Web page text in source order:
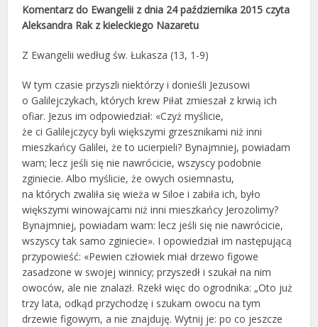
Komentarz do Ewangelii z dnia 24 października 2015 czyta
Aleksandra Rak z kieleckiego Nazaretu
Z Ewangelii według św. Łukasza (13, 1-9)
W tym czasie przyszli niektórzy i donieśli Jezusowi
o Galilejczykach, których krew Piłat zmieszał z krwią ich
ofiar. Jezus im odpowiedział: «Czyż myślicie,
że ci Galilejczycy byli większymi grzesznikami niż inni
mieszkańcy Galilei, że to ucierpieli? Bynajmniej, powiadam
wam; lecz jeśli się nie nawrócicie, wszyscy podobnie
zginiecie. Albo myślicie, że owych osiemnastu,
na których zwaliła się wieża w Siloe i zabiła ich, było
większymi winowajcami niż inni mieszkańcy Jerozolimy?
Bynajmniej, powiadam wam: lecz jeśli się nie nawrócicie,
wszyscy tak samo zginiecie». I opowiedział im następującą
przypowieść: «Pewien człowiek miał drzewo figowe
zasadzone w swojej winnicy; przyszedł i szukał na nim
owoców, ale nie znalazł. Rzekł więc do ogrodnika: „Oto już
trzy lata, odkąd przychodzę i szukam owocu na tym
drzewie figowym, a nie znajduję. Wytnij je: po co jeszcze